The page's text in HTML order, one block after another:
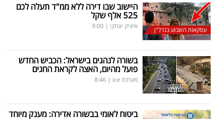
עסקאות השבוע בנדל"ן
היישוב שבו דירה ללא ממ"ד תעלה לכם
525 אלף שקל
איציק יצחקי |
9:00
בשורה לנהגים בישראל: הכביש החדש
פועל מהיום, האצה לקראת החגים
מערכת ice |
8:46
ביטוח לאומי בבשורה אדירה: מענק מיוחד